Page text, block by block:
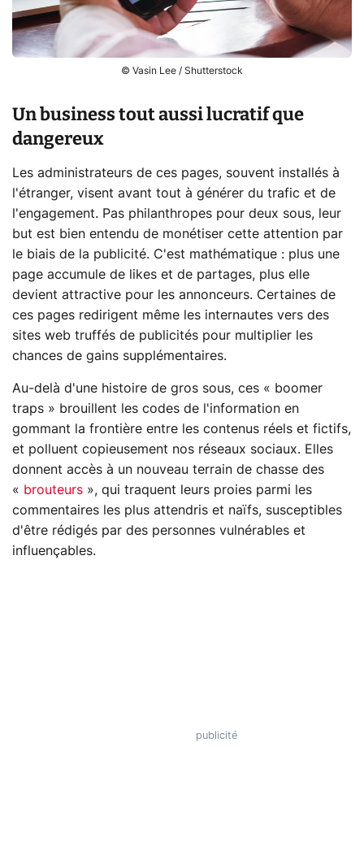
© Vasin Lee / Shutterstock
Un business tout aussi lucratif que
dangereux
Les administrateurs de ces pages, souvent installés à
l'étranger, visent avant tout à générer du trafic et de
l'engagement. Pas philanthropes pour deux sous, leur
but est bien entendu de monétiser cette attention par
le biais de la publicité. C'est mathématique : plus une
page accumule de likes et de partages, plus elle
devient attractive pour les annonceurs. Certaines de
ces pages redirigent même les internautes vers des
sites web truffés de publicités pour multiplier les
chances de gains supplémentaires.
Au-delà d'une histoire de gros sous, ces « boomer
traps » brouillent les codes de l'information en
gommant la frontière entre les contenus réels et fictifs,
et polluent copieusement nos réseaux sociaux. Elles
donnent accès à un nouveau terrain de chasse des
« brouteurs », qui traquent leurs proies parmi les
commentaires les plus attendris et naïfs, susceptibles
d'être rédigés par des personnes vulnérables et
influençables.